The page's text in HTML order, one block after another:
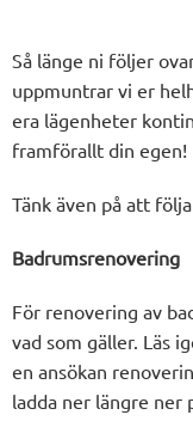
Så länge ni följer
uppmuntrar vi er
era lägenheter
framförallt din egen!
Tänk även på att
Badrumsrenovering
För renovering av
vad som gäller. Läs
en ansökan
ladda ner längre ner